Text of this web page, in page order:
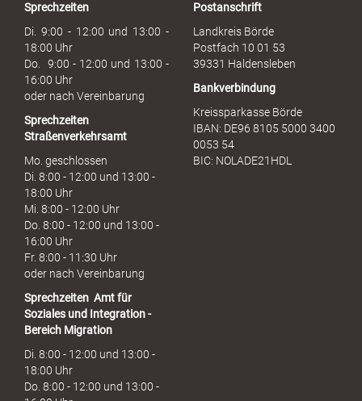
u
h
Sprechzeiten
Di. 9:00 - 12:00 und 13:00 -
18:00 Uhr
Do. 9:00 - 12:00 und 13:00 -
16:00 Uhr
oder nach Vereinbarung
Sprechzeiten
Straßenverkehrsamt
Mo. geschlossen
Di. 8:00 - 12:00 und 13:00 -
18:00 Uhr
Mi. 8:00 - 12:00 Uhr
Do. 8:00 - 12:00 und 13:00 -
16:00 Uhr
Fr. 8:00 - 11:30 Uhr
oder nach Vereinbarung
Sprechzeiten Amt für
Soziales und Integration -
Bereich Migration
Di. 8:00 - 12:00 und 13:00 -
18:00 Uhr
Do. 8:00 - 12:00 und 13:00 -
Postanschrift
Landkreis Börde
Postfach 10 01 53
39331 Haldensleben
Bankverbindung
Kreissparkasse Börde
IBAN: DE96 8105 5000 3400
0053 54
BIC: NOLADE21HDL